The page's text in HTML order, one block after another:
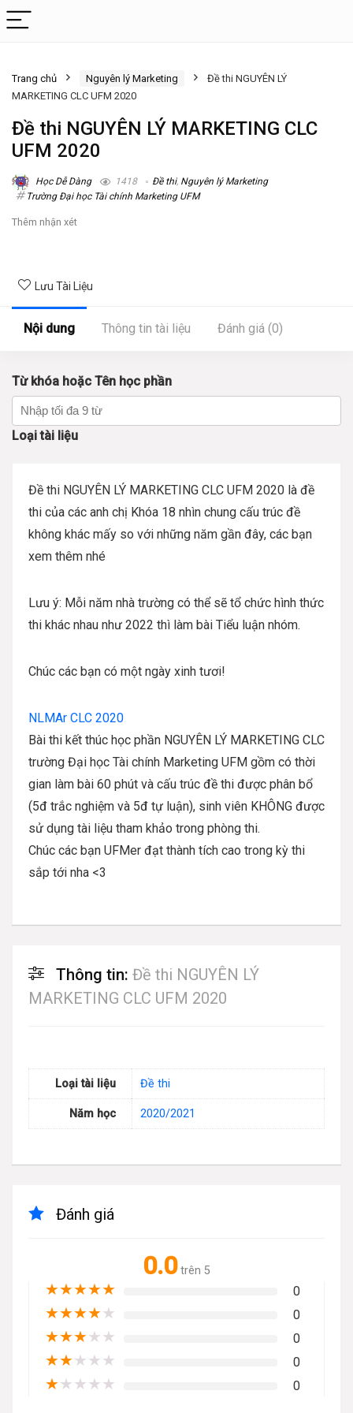
Trang chủ Nguyên lý Marketing
Đề thi NGUYÊN LÝ
MARKETING CLC UFM 2020
Đề thi NGUYÊN LÝ MARKETING CLC
UFM 2020
Học Dễ Dàng 1418 Đề thi, Nguyên lý Marketing
Trường Đại học Tài chính Marketing UFM
Thêm nhận xét
Lưu Tài Liệu
Nội dung Thông tin tài liệu Đánh giá (0)
Từ khóa hoặc Tên học phần
Loại tài liệu
Đề thi NGUYÊN LÝ MARKETING CLC UFM 2020 là đề
thi của các anh chị Khóa 18 nhìn chung cấu trúc đề
không khác mấy so với những năm gần đây, các bạn
xem thêm nhé
Lưu ý: Mỗi năm nhà trường có thể sẽ tổ chức hình thức
thi khác nhau như 2022 thì làm bài Tiểu luận nhóm.
Chúc các bạn có một ngày xinh tươi!
NLMAr CLC 2020
Bài thi kết thúc học phần NGUYÊN LÝ MARKETING CLC
trường Đại học Tài chính Marketing UFM gồm có thời
gian làm bài 60 phút và cấu trúc đề thi được phân bổ
(5đ trắc nghiệm và 5đ tự luận), sinh viên KHÔNG được
sử dụng tài liệu tham khảo trong phòng thi.
Chúc các bạn UFMer đạt thành tích cao trong kỳ thi
sắp tới nha <3
Thông tin: Đề thi NGUYÊN LÝ
MARKETING CLC UFM 2020
Loại tài liệu Đề thi
Năm học 2020/2021
Đánh giá
0.0 trên 5
★★★★★ 0
★★★★★ 0
★★★★★ 0
★★★★★ 0
★★★★★ 0